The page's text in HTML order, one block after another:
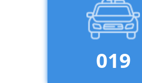
019